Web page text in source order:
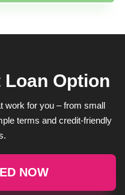
Option
work for you – from small
terms and credit-friendly
NOW